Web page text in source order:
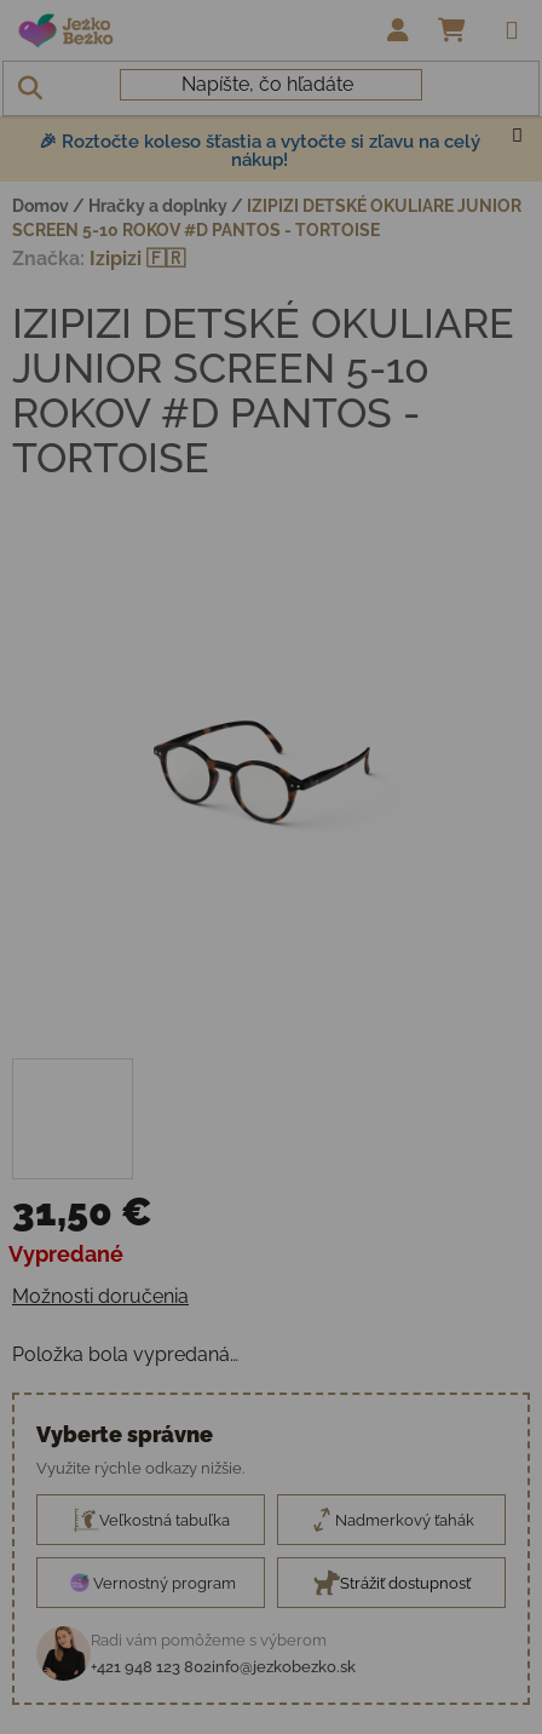
Prejsť na obsah
🎉 Roztočte koleso šťastia a vytočte si zľavu na celý
nákup!
Domov / Hračky a doplnky / IZIPIZI DETSKÉ OKULIARE JUNIOR
SCREEN 5-10 ROKOV #D PANTOS - TORTOISE
31,50 €
Jednotková cena:
Vypredané
Možnosti doručenia
Položka bola vypredaná…
Vyberte správne
Využite rýchle odkazy nižšie.
Veľkostná tabuľka Nadmerkový ťahák
Vernostný program Strážiť dostupnosť
Radi vám pomôžeme s výberom
+421 948 123 802info@jezkobezko.sk
IZIPIZI DETSKÉ OKULIARE
JUNIOR SCREEN 5-10
ROKOV #D PANTOS -
TORTOISE
Značka: Izipizi 🇫🇷